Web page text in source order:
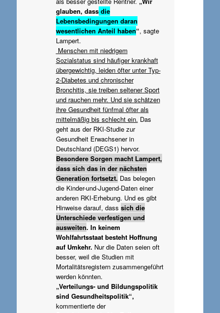
glauben, dassdie
Lebensbedingungen daran
wesentlichen Anteil haben“, sagte
Lampert.
Menschen mit niedrigem
Sozialstatus sind häufiger krankhaft
übergewichtig, leiden öfter unter Typ-
2-Diabetes und chronischer
Bronchitis, sie treiben seltener Sport
und rauchen mehr. Und sie schätzen
ihre Gesundheit fünfmal öfter als
mittelmäßig bis schlecht ein. Das
geht aus der RKI-Studie zur
Gesundheit Erwachsener in
Deutschland (DEGS1) hervor.
Besondere Sorgen macht Lampert,
dass sich das in der nächsten
Generation fortsetzt. Das belegen
die Kinder-und-Jugend-Daten einer
anderen RKI-Erhebung. Und es gibt
Hinweise darauf, dass sich die
Unterschiede verfestigen und
ausweiten. In keinem
Wohlfahrtsstaat besteht Hoffnung
auf Umkehr. Nur die Daten seien oft
besser, weil die Studien mit
Mortalitätsregistern zusammengeführt
werden könnten.
„Verteilungs- und Bildungspolitik
sind Gesundheitspolitik“,
kommentierte der